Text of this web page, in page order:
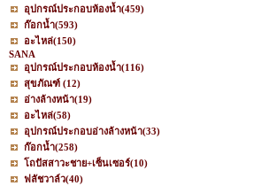
อุปกรณ์ประกอบห้องน้ำ(459)
ก๊อกน้ำ(593)
อะไหล่(150)
SANA
อุปกรณ์ประกอบห้องน้ำ(116)
สุขภัณฑ์ (12)
อ่างล้างหน้า(19)
อะไหล่(58)
อุปกรณ์ประกอบอ่างล้างหน้า(33)
ก๊อกน้ำ(258)
โถปัสสาวะชาย+เซ็นเซอร์(10)
ฟลัชวาล์ว(40)